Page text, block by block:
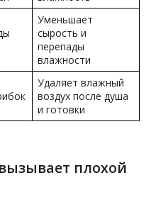
Уменьшает
сырость и
перепады
влажности
Удаляет влажный
воздух после душа
и готовки
плохой